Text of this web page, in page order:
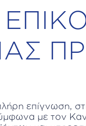
επίγνωση,
με τον